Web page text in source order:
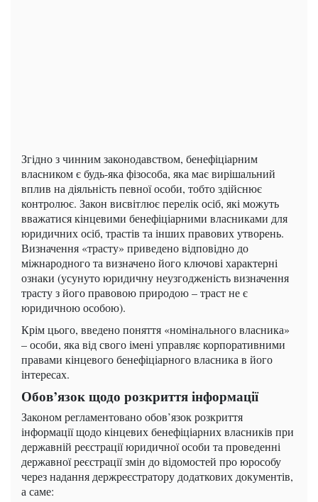
Згідно з чинним законодавством, бенефіціарним
власником є будь-яка фізособа, яка має вирішальний
вплив на діяльність певної особи, тобто здійснює
контролює. Закон висвітлює перелік осіб, які можуть
вважатися кінцевими бенефіціарними власниками для
юридичних осіб, трастів та інших правових утворень.
Визначення «трасту» приведено відповідно до
міжнародного та визначено його ключові характерні
ознаки (усунуто юридичну неузгодженість визначення
трасту з його правовою природою – траст не є
юридичною особою).
Крім цього, введено поняття «номінального власника»
– особи, яка від свого імені управляє корпоративними
правами кінцевого бенефіціарного власника в його
інтересах.
Обов’язок щодо розкриття інформації
Законом регламентовано обов’язок розкриття
інформації щодо кінцевих бенефіціарних власників при
державній реєстрації юридичної особи та проведенні
державної реєстрації змін до відомостей про юрособу
через надання держреєстратору додаткових документів,
а саме: